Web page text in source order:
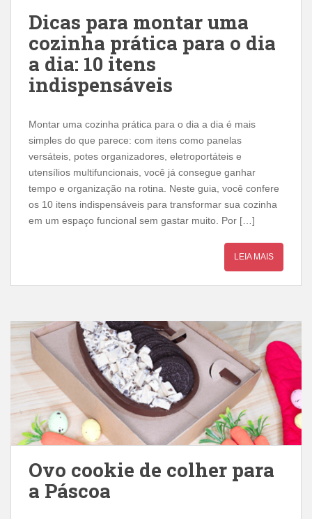
Dicas para montar uma
cozinha prática para o dia
a dia: 10 itens
indispensáveis
Montar uma cozinha prática para o dia a dia é mais
simples do que parece: com itens como panelas
versáteis, potes organizadores, eletroportáteis e
utensílios multifuncionais, você já consegue ganhar
tempo e organização na rotina. Neste guia, você confere
os 10 itens indispensáveis para transformar sua cozinha
em um espaço funcional sem gastar muito. Por […]
LEIA MAIS
Ovo cookie de colher para
a Páscoa